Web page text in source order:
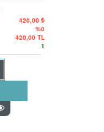
420,00 ₺
%0
420,00 TL
1